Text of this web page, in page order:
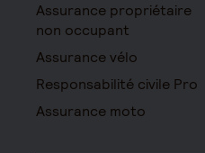
Assurance propriétaire
non occupant
Assurance vélo
Responsabilité civile Pro
Assurance moto